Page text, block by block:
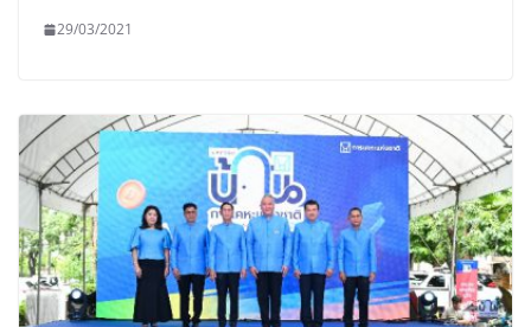
29/03/2021